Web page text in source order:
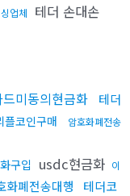
업체 테더 손대손
미동의현금화
테더
플코인구매
암호화폐전송
구입 usdc현금화 이
화폐전송대행
테더코